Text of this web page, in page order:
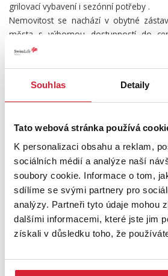
Souhlas Detaily
Tato webová stránka používá
K personalizaci obsahu a reklam,
sociálních médií a analýze naší
soubory cookie. Informace o tom,
sdílíme se svými partnery pro
analýzy. Partneři tyto údaje mohou
dalšími informacemi, které jste jim
získali v důsledku toho, že
grilovací vybavení i sezónní potřeby .
Nemovitost se nachází v obytné
města s výbornou dostupností do
dopravní tahy. Poloha u řeky
atmosféru a nabízí možnosti pro
Pokud Vás tato nemovitost zaujala a
informací, případně si ji
PODROBNOSTI
UMÍSTĚNÍ
+